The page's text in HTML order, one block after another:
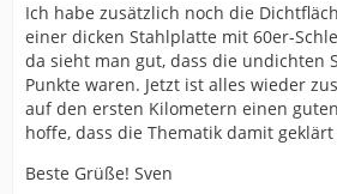
Ich habe zusätzlich noch die
einer dicken Stahlplatte mit 60er-
da sieht man gut, dass die undichten
Punkte waren. Jetzt ist alles wieder
auf den ersten Kilometern einen
hoffe, dass die Thematik damit geklärt
Beste Grüße! Sven